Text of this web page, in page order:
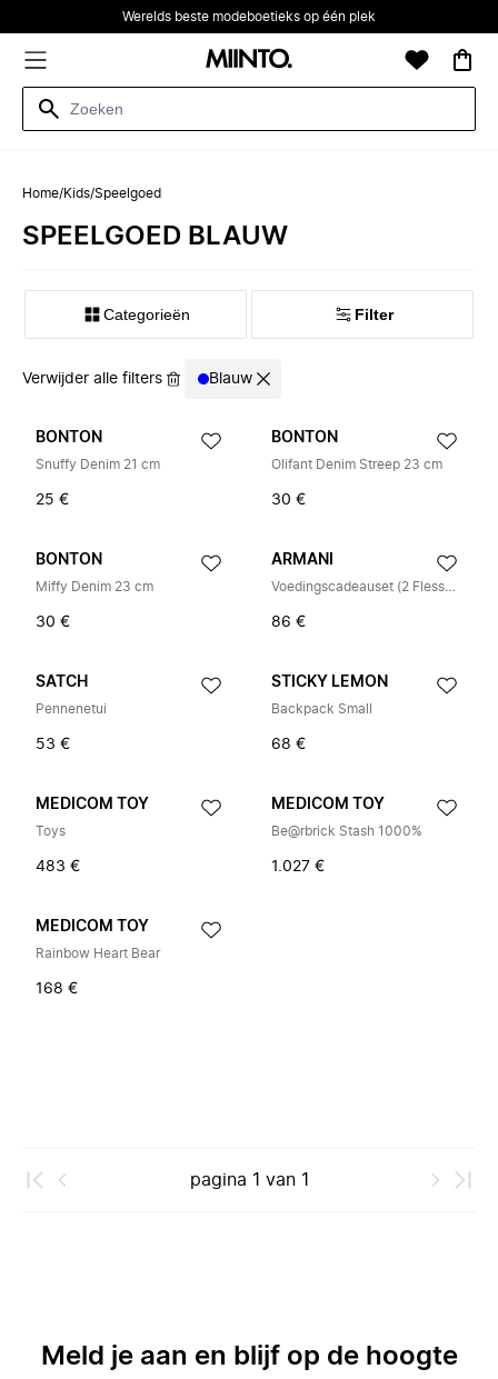
Werelds beste modeboetieks op één plek
Home/Kids/Speelgoed
SPEELGOED BLAUW
Categorieën Filter
Verwijder alle filters Blauw
BONTON
Snuffy Denim 21 cm
25 €
BONTON
Olifant Denim Streep 23 cm
30 €
BONTON
Miffy Denim 23 cm
30 €
ARMANI
Voedingscadeauset (2 Flessen, Speen & Clip)
86 €
SATCH
Pennenetui
53 €
STICKY LEMON
Backpack Small
68 €
MEDICOM TOY
Toys
483 €
MEDICOM TOY
Be@rbrick Stash 1000%
1.027 €
MEDICOM TOY
Rainbow Heart Bear
168 €
pagina 1 van 1
Meld je aan en blijf op de hoogte